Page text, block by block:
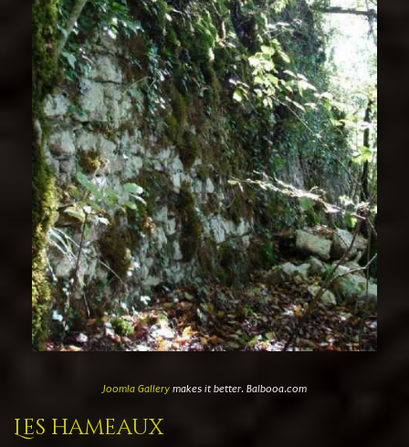
Joomla Gallerymakes it better. Balbooa.com
Les hameaux